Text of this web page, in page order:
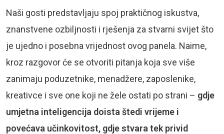
Naši gosti predstavljaju spoj praktičnog iskustva,
znanstvene ozbiljnosti i rješenja za stvarni svijet što
je ujedno i posebna vrijednost ovog panela. Naime,
kroz razgovor će se otvoriti pitanja koja sve više
zanimaju poduzetnike, menadžere, zaposlenike,
kreativce i sve one koji ne žele ostati po strani – gdje
umjetna inteligencija doista štedi vrijeme i
povećava učinkovitost, gdje stvara tek privid